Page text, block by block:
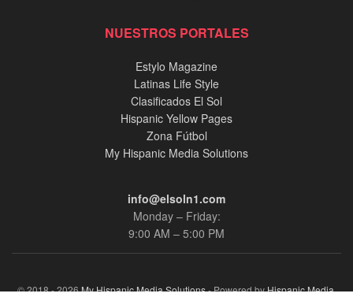
NUESTROS PORTALES
Estylo Magazine
Latinas Life Style
Clasificados El Sol
Hispanic Yellow Pages
Zona Fútbol
My Hispanic Media Solutions
info@elsoln1.com
Monday – Friday:
9:00 AM – 5:00 PM
© 2018 - 2026My Hispanic Media Solutions- Powered byHispanic Media,